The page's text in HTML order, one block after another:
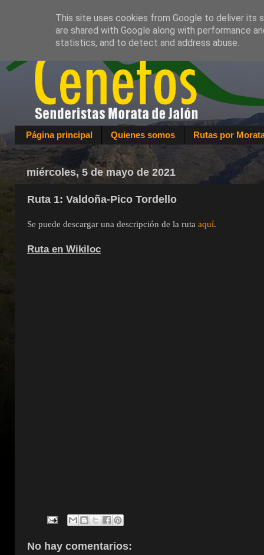
Página principal Quienes somos Rutas por
miércoles, 5 de mayo de 2021
Ruta 1: Valdoña-Pico Tordello
Se puede descargar una descripción de la ruta aquí.
Ruta en Wikiloc
No hay comentarios:
This site uses cookies from Google to deliver its
are shared with Google along with performance
statistics, and to detect and address abuse.